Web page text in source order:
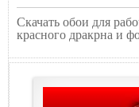
Скачать обои для
красного дракрна и